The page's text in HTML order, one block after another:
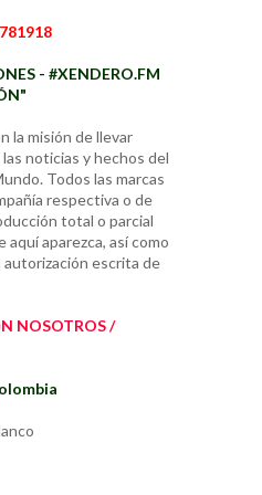
- #XENDERO.FM
la misión de llevar
noticias y hechos del
Todos las marcas
respectiva o de
total o parcial
aparezca, así como
autorización escrita de
NOSOTROS /